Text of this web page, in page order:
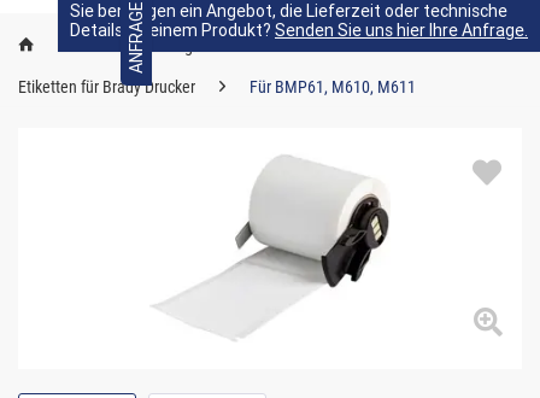
Kennzeichnungstechnik
Etiketten für Brady Drucker Für BMP61, M610, M611
ANFRAGE
Sie benötigen ein Angebot, die Lieferzeit oder technische
Details zu einem Produkt? Senden Sie uns hier Ihre Anfrage.